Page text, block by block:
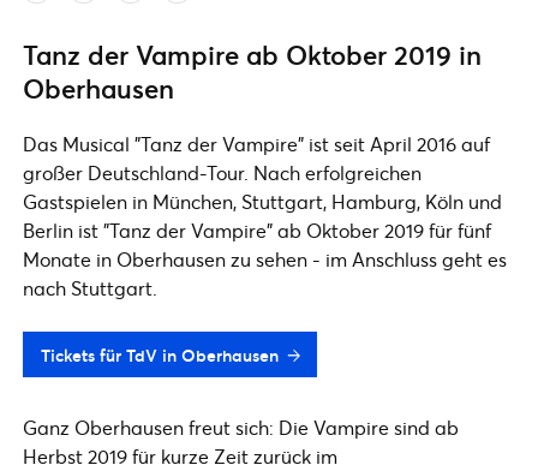
Tanz der Vampire ab Oktober 2019 in
Oberhausen
Das Musical "Tanz der Vampire" ist seit April 2016 auf
großer Deutschland-Tour. Nach erfolgreichen
Gastspielen in München, Stuttgart, Hamburg, Köln und
Berlin ist "Tanz der Vampire" ab Oktober 2019 für fünf
Monate in Oberhausen zu sehen - im Anschluss geht es
nach Stuttgart.
Tickets für TdV in Oberhausen
Ganz Oberhausen freut sich: Die Vampire sind ab
Herbst 2019 für kurze Zeit zurück im